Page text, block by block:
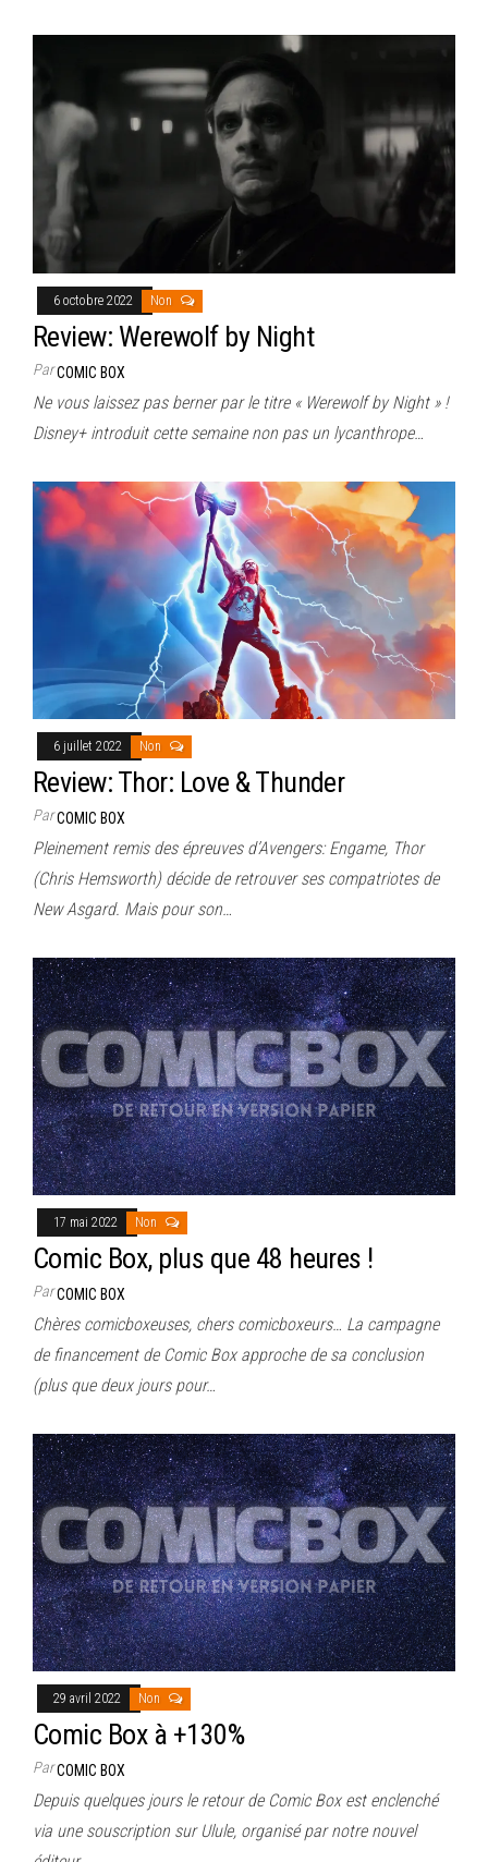
6 octobre 2022 Non
Review: Werewolf by Night
ParCOMIC BOX
Ne vous laissez pas berner par le titre « Werewolf by Night » !
Disney+ introduit cette semaine non pas un lycanthrope…
6 juillet 2022 Non
Review: Thor: Love & Thunder
ParCOMIC BOX
Pleinement remis des épreuves d’Avengers: Engame, Thor
(Chris Hemsworth) décide de retrouver ses compatriotes de
New Asgard. Mais pour son…
17 mai 2022 Non
Comic Box, plus que 48 heures !
ParCOMIC BOX
Chères comicboxeuses, chers comicboxeurs… La campagne
de financement de Comic Box approche de sa conclusion
(plus que deux jours pour…
29 avril 2022 Non
Comic Box à +130%
ParCOMIC BOX
Depuis quelques jours le retour de Comic Box est enclenché
via une souscription sur Ulule, organisé par notre nouvel